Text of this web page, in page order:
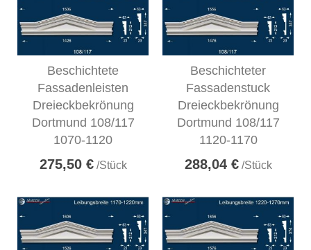
Beschichtete
Fassadenleisten
Dreieckbekrönung
Dortmund 108/117
1070-1120
275,50 €/Stück
Beschichteter
Fassadenstuck
Dreieckbekrönung
Dortmund 108/117
1120-1170
288,04 €/Stück